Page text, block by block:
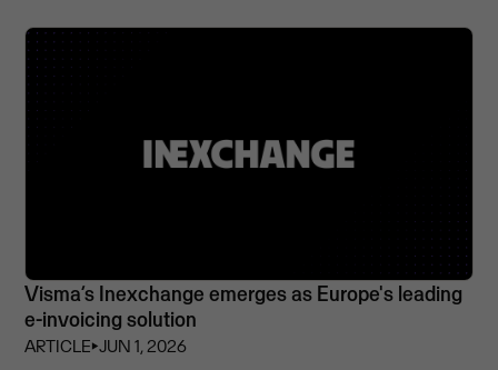
Visma’s Inexchange emerges as Europe's leading
e-invoicing solution
ARTICLE⏵JUN 1, 2026